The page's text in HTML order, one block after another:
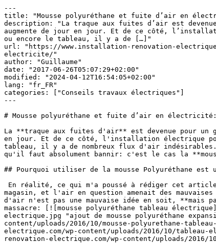
---
title: "Mousse polyuréthane et fuite d’air en
description: "La traque aux fuites d’air est
augmente de jour en jour. Et de ce côté,
ou encore le tableau, il y a de […]"
url: "https://www.installation-renovation-
electricite/"
author: "Guillaume"
date: "2017-06-26T05:07:29+02:00"
modified: "2024-04-12T16:54:05+02:00"
lang: "fr_FR"
categories: ["Conseils travaux électriques"]
---
# Mousse polyuréthane et fuite d’air en
La **traque aux fuites d'air** est devenue pour un
en jour. Et de ce côté, l'installation électrique
tableau, il y a de nombreux flux d'air
qu'il faut absolument bannir: c'est le cas la
## Pourquoi utiliser de la mousse Polyuréthane est
magasin, et l'air en question amenait des
d'air n'est pas une mauvaise idée en soit, **mais
massacre: [![mousse polyuréthane tableau
electrique.jpg "ajout de mousse polyuréthane
content/uploads/2016/10/mousse-polyurethane-
electrique.com/wp-content/uploads/2016/10/
renovation-electrique.com/wp-content/uploads/